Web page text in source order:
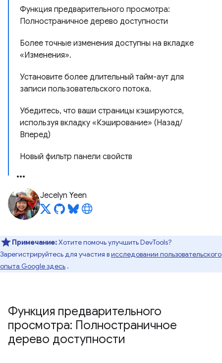
Функция предварительного просмотра:
Полностраничное дерево доступности
Более точные изменения доступны на вкладке
«Изменения».
Установите более длительный тайм-аут для
записи пользовательского потока.
Убедитесь, что ваши страницы кэшируются,
используя вкладку «Кэширование» (Назад/
Вперед)
Новый фильтр панели свойств
Jecelyn Yeen
Примечание:Хотите помочь улучшить DevTools?
Зарегистрируйтесь для участия висследовании пользовательского
опыта Google здесь .
Функция предварительного
просмотра: Полностраничное
дерево доступности